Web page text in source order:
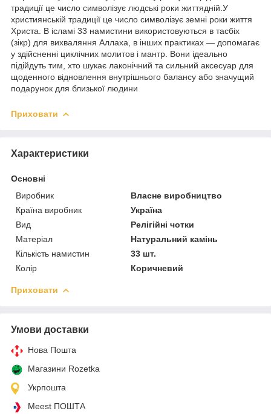
традиції це число символізує людські роки життядній.У
християнській традиції це число символізує земні роки життя
Христа. В ісламі 33 намистини використовуються в тасбіх
(зікр) для вихваляння Аллаха, в інших практиках — допомагає
у здійсненні циклічних молитов і мантр. Вони ідеально
підійдуть тим, хто шукає лаконічний та сильний аксесуар для
щоденного відновлення внутрішнього балансу або значущий
подарунок для близької людини
Приховати
Характеристики
Основні
Виробник
Власне виробництво
Країна виробник
Україна
Вид
Релігійні чотки
Матеріал
Натуральний камінь
Кількість намистин
33 шт.
Колір
Коричневий
Приховати
Умови доставки
Нова Пошта
Магазини Rozetka
Укрпошта
Meest ПОШТА